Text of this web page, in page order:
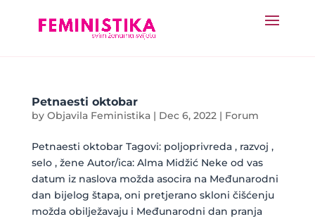
Petnaesti oktobar
by Objavila Feministika| Dec 6, 2022| Forum
Petnaesti oktobar Tagovi: poljoprivreda , razvoj ,
selo , žene Autor/ica: Alma Midžić Neke od vas
datum iz naslova možda asocira na Međunarodni
dan bijelog štapa, oni pretjerano skloni čišćenju
možda obilježavaju i Međunarodni dan pranja